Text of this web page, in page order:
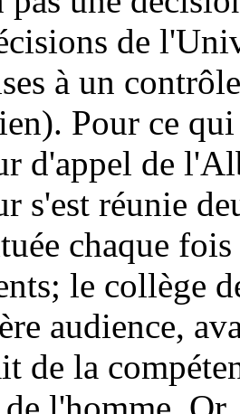
de
à un
Pour ce
d'appel de
s'est réunie
chaque
le collège
audience,
de la